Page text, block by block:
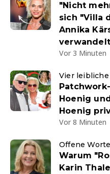
"Nicht
sich "Villa
Annika
Vor 3 Minuten
Vier
Hoenig
Hoenig
Vor 8 Minuten
Offene Worte
Warum
Karin